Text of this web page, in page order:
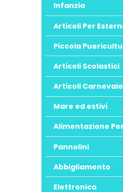
Infanzia
Articoli Per
Piccola
Articoli Scolastici
Articoli
Mare ed estivi
Alimentazione
Pannolini
Abbigliamento
Elettronica